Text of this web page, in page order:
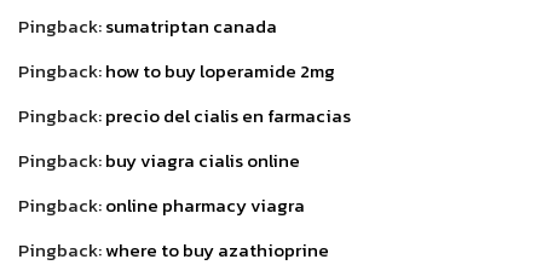
Pingback:sumatriptan canada
Pingback:how to buy loperamide 2mg
Pingback:precio del cialis en farmacias
Pingback:buy viagra cialis online
Pingback:online pharmacy viagra
Pingback:where to buy azathioprine